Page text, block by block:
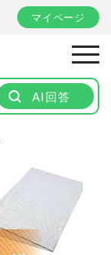
マイページ
AI回答